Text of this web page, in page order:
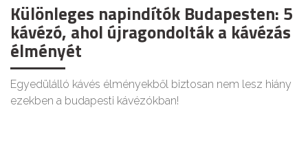
Különleges napindítók Budapesten: 5
kávézó, ahol újragondolták a kávézás
élményét
Egyedülálló kávés élményekből biztosan nem lesz hiány
ezekben a budapesti kávézókban!